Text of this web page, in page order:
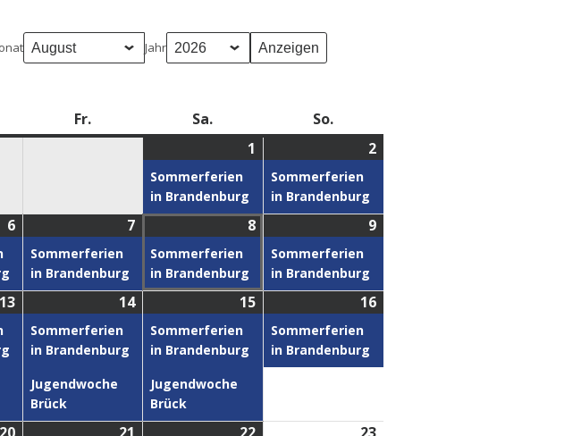
Jahr
Fr. Sa.
So.
1
Sommerferien
in Brandenburg
2
Sommerferien
in Brandenburg
6 7
Sommerferien
in Brandenburg
8
Sommerferien
in Brandenburg
9
Sommerferien
in Brandenburg
13 14
Sommerferien
in Brandenburg
Jugendwoche
Brück
15
Sommerferien
in Brandenburg
Jugendwoche
Brück
16
Sommerferien
in Brandenburg